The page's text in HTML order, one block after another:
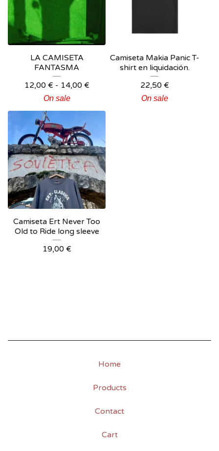
LA CAMISETA
FANTASMA
12,00 € - 14,00 €
On sale
Camiseta Makia Panic T-
shirt en liquidación.
22,50 €
On sale
Camiseta Ert Never Too
Old to Ride long sleeve
19,00 €
Home
Products
Contact
Cart